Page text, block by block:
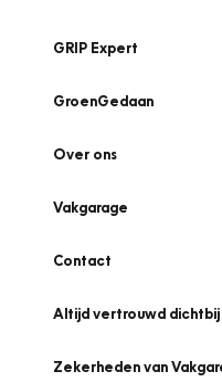
GRIP Expert
GroenGedaan
Over ons
Vakgarage
Contact
Altijd vertrouwd dichtbij
Zekerheden van